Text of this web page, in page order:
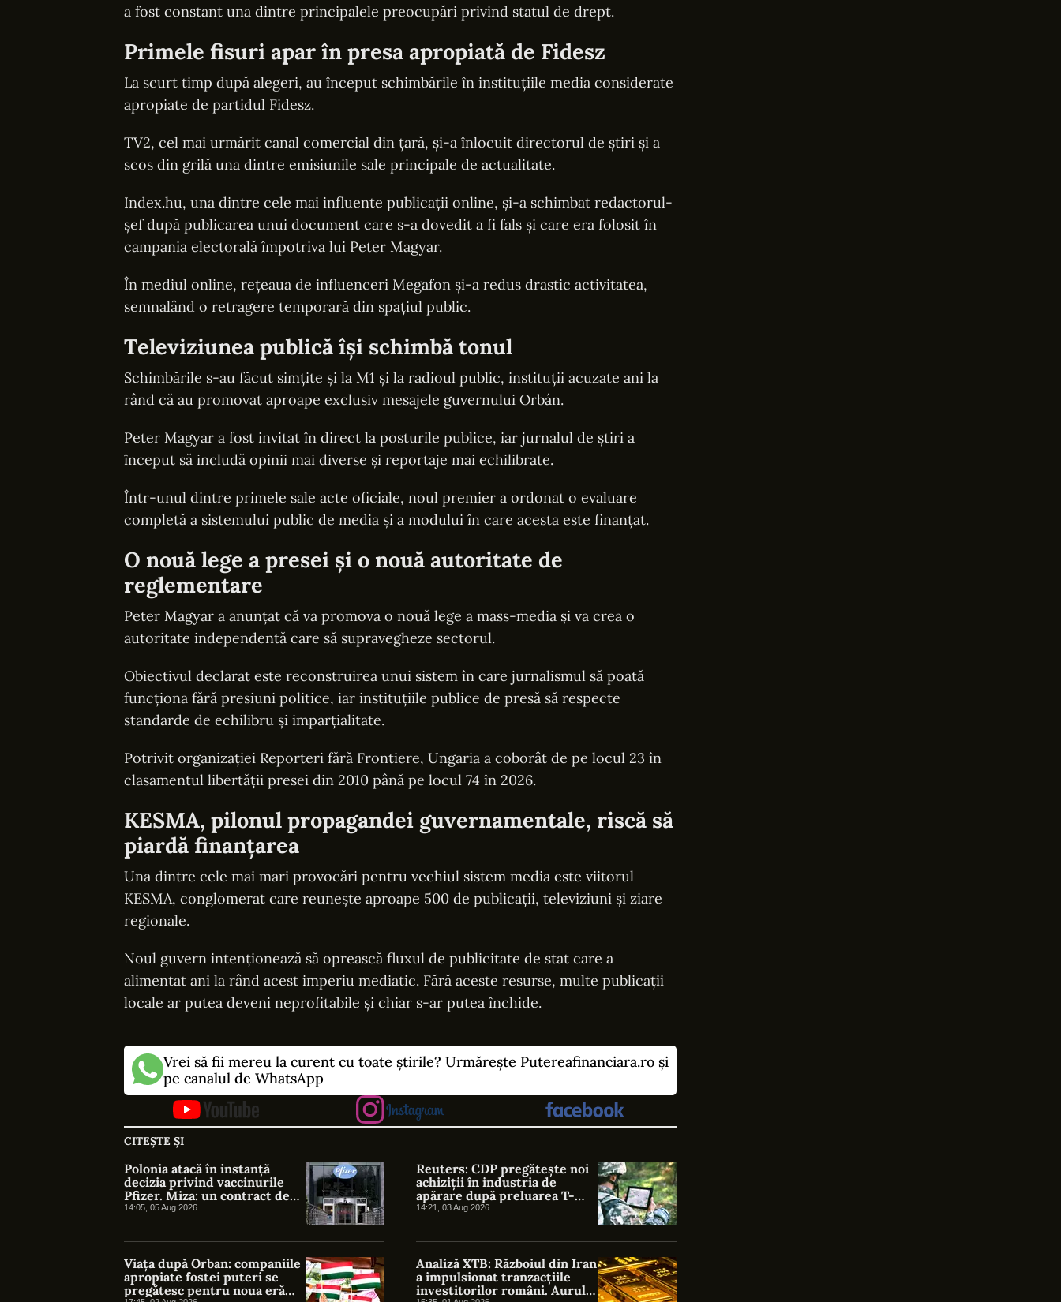
a fost constant una dintre principalele preocupări privind statul de drept.
Primele fisuri apar în presa apropiată de Fidesz
La scurt timp după alegeri, au început schimbările în instituțiile media considerate
apropiate de partidul Fidesz.
TV2, cel mai urmărit canal comercial din țară, și-a înlocuit directorul de știri și a
scos din grilă una dintre emisiunile sale principale de actualitate.
Index.hu, una dintre cele mai influente publicații online, și-a schimbat redactorul-
șef după publicarea unui document care s-a dovedit a fi fals și care era folosit în
campania electorală împotriva lui Peter Magyar.
În mediul online, rețeaua de influenceri Megafon și-a redus drastic activitatea,
semnalând o retragere temporară din spațiul public.
Televiziunea publică își schimbă tonul
Schimbările s-au făcut simțite și la M1 și la radioul public, instituții acuzate ani la
rând că au promovat aproape exclusiv mesajele guvernului Orbán.
Peter Magyar a fost invitat în direct la posturile publice, iar jurnalul de știri a
început să includă opinii mai diverse și reportaje mai echilibrate.
Într-unul dintre primele sale acte oficiale, noul premier a ordonat o evaluare
completă a sistemului public de media și a modului în care acesta este finanțat.
O nouă lege a presei și o nouă autoritate de
reglementare
Peter Magyar a anunțat că va promova o nouă lege a mass-media și va crea o
autoritate independentă care să supravegheze sectorul.
Obiectivul declarat este reconstruirea unui sistem în care jurnalismul să poată
funcționa fără presiuni politice, iar instituțiile publice de presă să respecte
standarde de echilibru și imparțialitate.
Potrivit organizației Reporteri fără Frontiere, Ungaria a coborât de pe locul 23 în
clasamentul libertății presei din 2010 până pe locul 74 în 2026.
KESMA, pilonul propagandei guvernamentale, riscă să
piardă finanțarea
Una dintre cele mai mari provocări pentru vechiul sistem media este viitorul
KESMA, conglomerat care reunește aproape 500 de publicații, televiziuni și ziare
regionale.
Noul guvern intenționează să oprească fluxul de publicitate de stat care a
alimentat ani la rând acest imperiu mediatic. Fără aceste resurse, multe publicații
locale ar putea deveni neprofitabile și chiar s-ar putea închide.
Vrei să fii mereu la curent cu toate știrile? Urmărește Putereafinanciara.ro și
pe canalul de WhatsApp
CITEȘTE ȘI
Polonia atacă în instanță
decizia privind vaccinurile
Pfizer. Miza: un contract de
1,3 miliarde de euro
14:05, 05 Aug 2026
Reuters: CDP pregătește noi
achiziții în industria de
apărare după preluarea T-
Defence
14:21, 03 Aug 2026
Viața după Orban: companiile
apropiate fostei puteri se
pregătesc pentru noua eră
Analiză XTB: Războiul din Iran
a impulsionat tranzacțiile
investitorilor români. Aurul,